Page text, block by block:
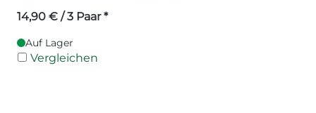
14,90 € / 3 Paar *
Auf Lager
Vergleichen